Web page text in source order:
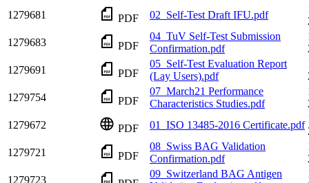
1279681
PDF 02_Self-Test Draft IFU.pdf
1279683
PDF
04_TuV Self-Test Submission
Confirmation.pdf
1279691
PDF
05_Self-Test Evaluation Report
(Lay Users).pdf
1279754
PDF
07_March21 Performance
Characteristics Studies.pdf
1279672
PDF 01_ISO 13485-2016 Certificate.pdf
1279721
PDF
08_Swiss BAG Validation
Confirmation.pdf
1279723
09_Switzerland BAG Antigen